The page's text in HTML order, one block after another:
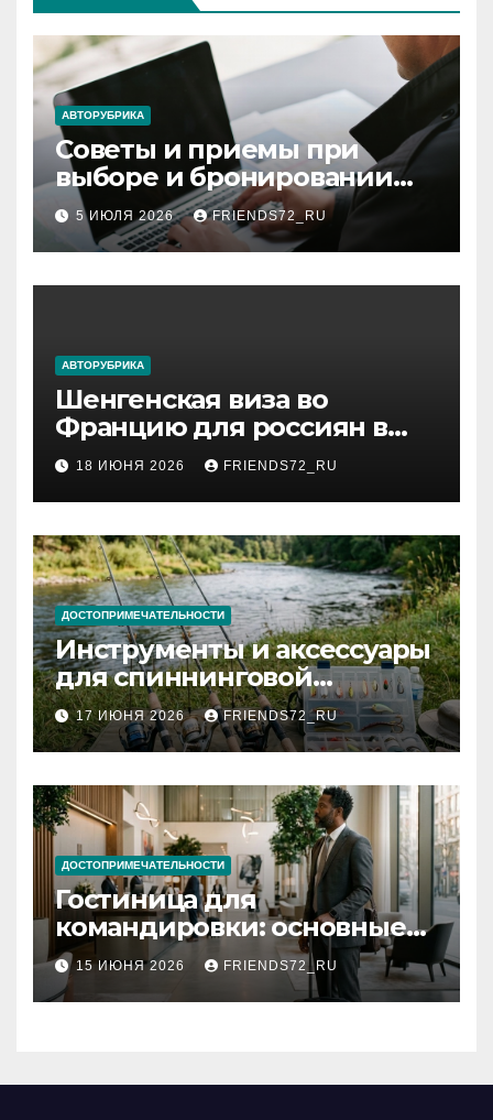
АВТОРУБРИКА
Советы и приемы при
выборе и бронировании
авиабилетов
5 ИЮЛЯ 2026 FRIENDS72_RU
АВТОРУБРИКА
Шенгенская виза во
Францию для россиян в
2026 году: сроки от 3 дней
и список необходимых
документов
18 ИЮНЯ 2026 FRIENDS72_RU
ДОСТОПРИМЕЧАТЕЛЬНОСТИ
Инструменты и аксессуары
для спиннинговой
рыбалки: назначение и
типы
17 ИЮНЯ 2026 FRIENDS72_RU
ДОСТОПРИМЕЧАТЕЛЬНОСТИ
Гостиница для
командировки: основные
критерии выбора
15 ИЮНЯ 2026 FRIENDS72_RU